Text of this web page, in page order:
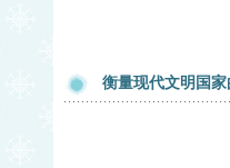
衡量现代文明国